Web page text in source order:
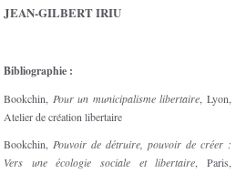
JEAN-GILBERT IRIU
Bibliographie :
Bookchin, Pour un municipalisme libertaire , Lyon,
Atelier de création libertaire
Bookchin, Pouvoir de détruire, pouvoir de créer :
Vers une écologie sociale et libertaire , Paris,